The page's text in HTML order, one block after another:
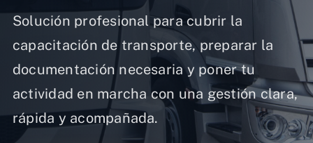
Solución profesional para cubrir la
capacitación de transporte, preparar la
documentación necesaria y poner tu
actividad en marcha con una gestión clara,
rápida y acompañada.